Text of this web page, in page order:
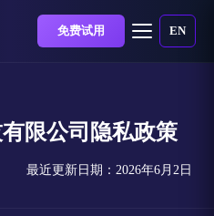
免费试用 EN
限公司隐私政策
最近更新日期：2026年6月2日